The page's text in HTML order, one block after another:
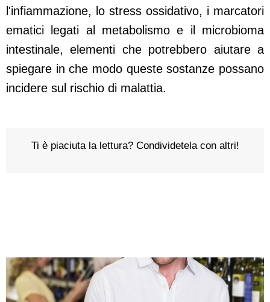
l'infiammazione, lo stress ossidativo, i marcatori
ematici legati al metabolismo e il microbioma
intestinale, elementi che potrebbero aiutare a
spiegare in che modo queste sostanze possano
incidere sul rischio di malattia.
Ti è piaciuta la lettura? Condividetela con altri!